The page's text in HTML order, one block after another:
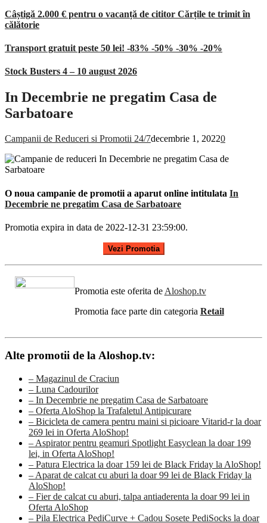
Câștigă 2.000 € pentru o vacanță de cititor Cărțile te trimit în
călătorie
Transport gratuit peste 50 lei! -83% -50% -30% -20%
Stock Busters 4 – 10 august 2026
In Decembrie ne pregatim Casa de
Sarbatoare
Campanii de Reduceri si Promotii 24/7decembrie 1, 20220
O noua campanie de promotii a aparut online intitulata In
Decembrie ne pregatim Casa de Sarbatoare
Promotia expira in data de 2022-12-31 23:59:00.
Vezi Promotia
Promotia este oferita de Aloshop.tv
Promotia face parte din categoria Retail
Alte promotii de la Aloshop.tv:
– Magazinul de Craciun
– Luna Cadourilor
– In Decembrie ne pregatim Casa de Sarbatoare
– Oferta AloShop la Trafaletul Antipicurare
– Bicicleta de camera pentru maini si picioare Vitarid-r la doar
269 lei in Oferta AloShop!
– Aspirator pentru geamuri Spotlight Easyclean la doar 199
lei, in Oferta AloShop!
– Patura Electrica la doar 159 lei de Black Friday la AloShop!
– Aparat de calcat cu aburi la doar 99 lei de Black Friday la
AloShop!
– Fier de calcat cu aburi, talpa antiaderenta la doar 99 lei in
Oferta AloShop
– Pila Electrica PediCurve + Cadou Sosete PediSocks la doar